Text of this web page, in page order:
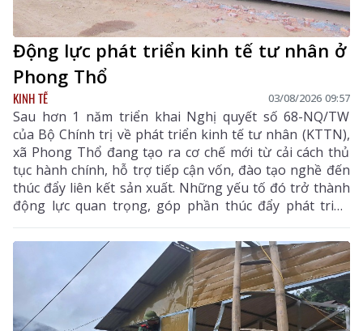
Động lực phát triển kinh tế tư nhân ở
Phong Thổ
KINH TẾ 03/08/2026 09:57
Sau hơn 1 năm triển khai Nghị quyết số 68-NQ/TW
của Bộ Chính trị về phát triển kinh tế tư nhân (KTTN),
xã Phong Thổ đang tạo ra cơ chế mới từ cải cách thủ
tục hành chính, hỗ trợ tiếp cận vốn, đào tạo nghề đến
thúc đẩy liên kết sản xuất. Những yếu tố đó trở thành
động lực quan trọng, góp phần thúc đẩy phát triển
kinh tế - xã hội của vùng đất biên cương, từng bước
khẳng định rõ nét vai trò của KTTN.